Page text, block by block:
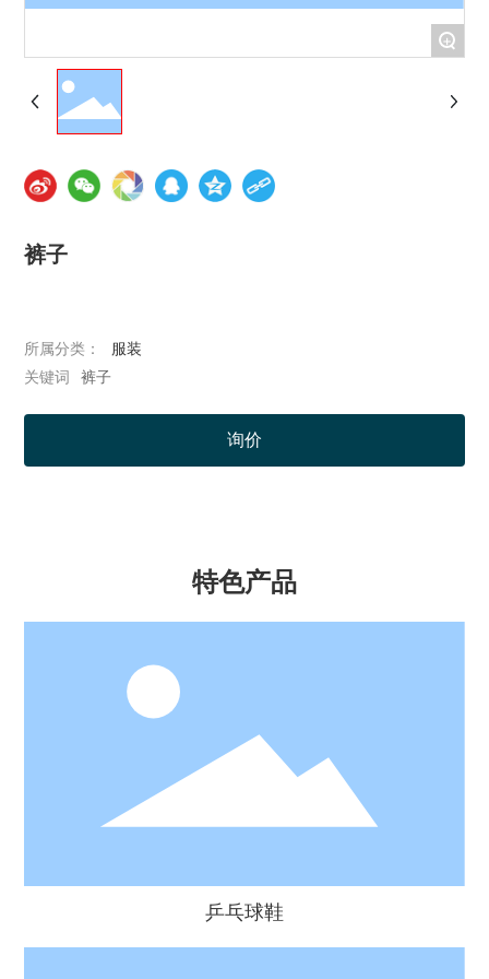
+
裤子
所属分类：
服装
关键词
裤子
询价
特色产品
乒乓球鞋